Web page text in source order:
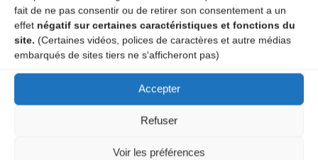
fait de ne pas consentir ou de retirer son consentement a un
effet négatif sur certaines caractéristiques et fonctions du
site. (Certaines vidéos, polices de caractères et autre médias
embarqués de sites tiers ne s'afficheront pas)
Accepter
Refuser
Voir les préférences
Le distributeur des musiques Trad'